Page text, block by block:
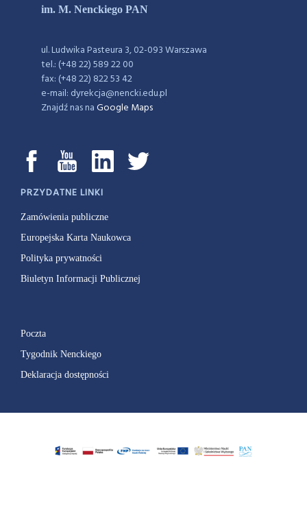
im. M. Nenckiego PAN
ul. Ludwika Pasteura 3, 02-093 Warszawa
tel.: (+48 22) 589 22 00
fax: (+48 22) 822 53 42
e-mail: dyrekcja@nencki.edu.pl
Znajdź nas naGoogle Maps
PRZYDATNE LINKI
Zamówienia publiczne
Europejska Karta Naukowca
Polityka prywatności
Biuletyn Informacji Publicznej
Poczta
Tygodnik Nenckiego
Deklaracja dostępności